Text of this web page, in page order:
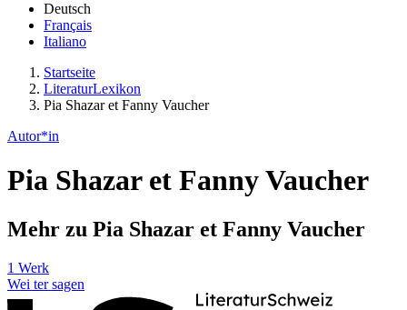
Deutsch
Français
Italiano
Startseite
LiteraturLexikon
Pia Shazar et Fanny Vaucher
Autor*in
Pia Shazar et Fanny Vaucher
Mehr zu Pia Shazar et Fanny Vaucher
1 Werk
Wei ter sagen